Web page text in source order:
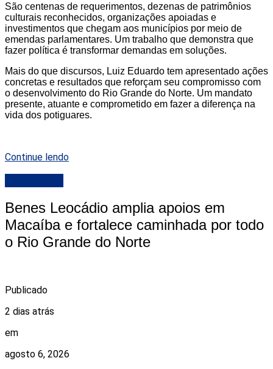
São centenas de requerimentos, dezenas de patrimônios
culturais reconhecidos, organizações apoiadas e
investimentos que chegam aos municípios por meio de
emendas parlamentares. Um trabalho que demonstra que
fazer política é transformar demandas em soluções.
Mais do que discursos, Luiz Eduardo tem apresentado ações
concretas e resultados que reforçam seu compromisso com
o desenvolvimento do Rio Grande do Norte. Um mandato
presente, atuante e comprometido em fazer a diferença na
vida dos potiguares.
Continue lendo
Benes Leocádio amplia apoios em
Macaíba e fortalece caminhada por todo
o Rio Grande do Norte
Publicado
2 dias atrás
em
agosto 6, 2026